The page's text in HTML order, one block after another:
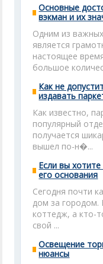
Основные
вэкман и их
Одним из
является
настоящее
большое
Как не
издавать
Как известно,
популярный
получается
вышел по-н�...
Если вы
его основания
Сегодня почти
дом за городом.
коттедж, а кто-
свой ...
Освещение
нюансы